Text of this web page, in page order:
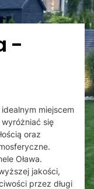
-
miejscem
się
oraz
Oława.
jakości,
przez długi